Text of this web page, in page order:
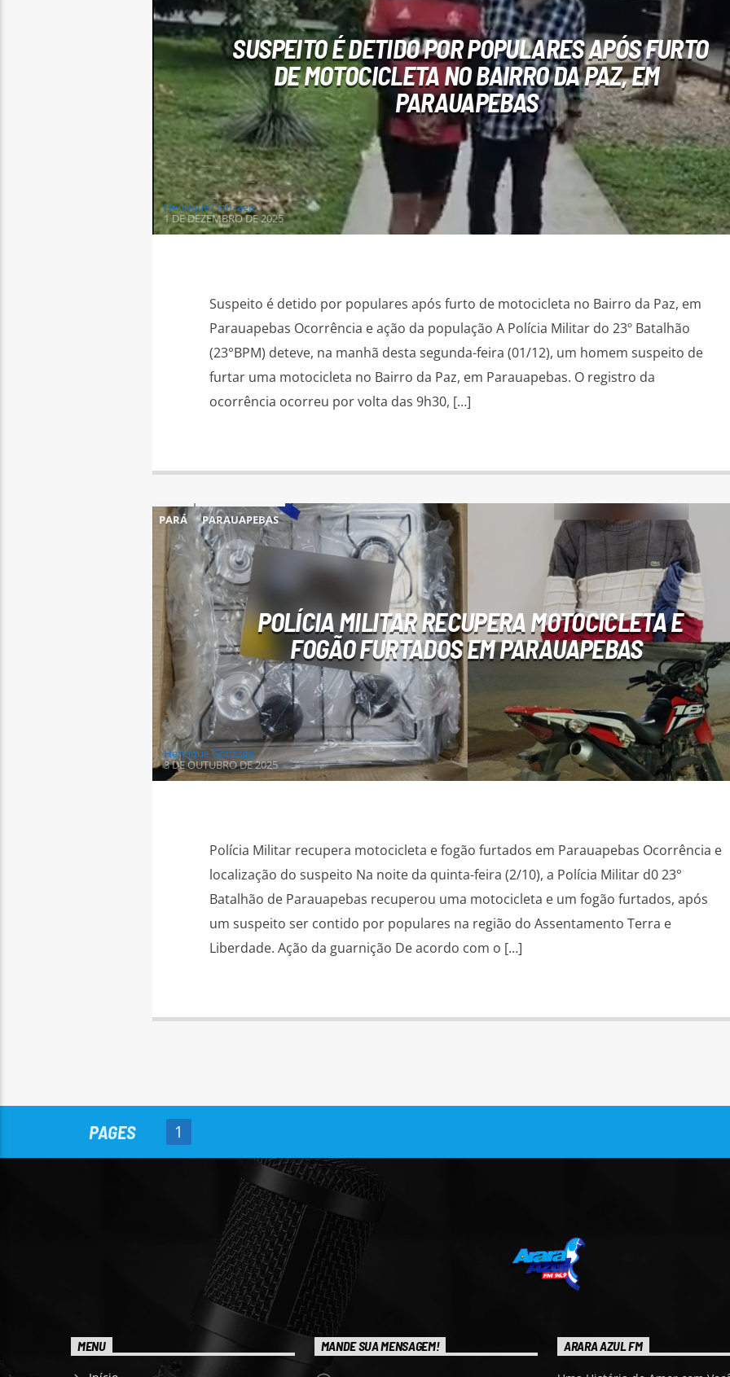
SUSPEITO É DETIDO POR POPULARES APÓS FURTO
DE MOTOCICLETA NO BAIRRO DA PAZ, EM
PARAUAPEBAS
Henrique Gonzaga
1 DE DEZEMBRO DE 2025
Suspeito é detido por populares após furto de motocicleta no Bairro da Paz, em
Parauapebas Ocorrência e ação da população A Polícia Militar do 23º Batalhão
(23°BPM) deteve, na manhã desta segunda-feira (01/12), um homem suspeito de
furtar uma motocicleta no Bairro da Paz, em Parauapebas. O registro da
ocorrência ocorreu por volta das 9h30, […]
PARÁ PARAUAPEBAS
POLÍCIA MILITAR RECUPERA MOTOCICLETA E
FOGÃO FURTADOS EM PARAUAPEBAS
Henrique Gonzaga
3 DE OUTUBRO DE 2025
Polícia Militar recupera motocicleta e fogão furtados em Parauapebas Ocorrência e
localização do suspeito Na noite da quinta-feira (2/10), a Polícia Militar d0 23°
Batalhão de Parauapebas recuperou uma motocicleta e um fogão furtados, após
um suspeito ser contido por populares na região do Assentamento Terra e
Liberdade. Ação da guarnição De acordo com o […]
PAGES 1
MENU MANDE SUA MENSAGEM! ARARA AZUL FM